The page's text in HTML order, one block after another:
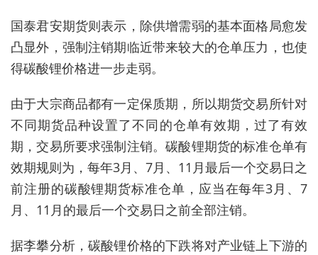
国泰君安期货则表示，除供增需弱的基本面格局愈发
凸显外，强制注销期临近带来较大的仓单压力， 也使
得碳酸锂价格进一步走弱。
由于大宗商品都有一定保质期，所以期货交易所针对
不同期货品种设置了不同的仓单有效期，过了有效
期，交易所要求强制注销。碳酸锂期货的标准仓单有
效期规则为，每年3月、7月、11月最后一个交易日之
前注册的碳酸锂期货标准仓单，应当在每年3月、7
月、11月的最后一个交易日之前全部注销。
据李攀分析，碳酸锂价格的下跌将对产业链上下游的